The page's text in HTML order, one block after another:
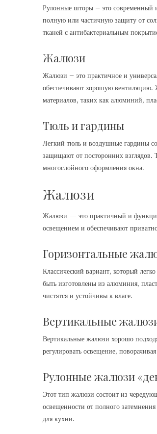
Рулонные шторы – это современный
полную или частичную защиту от
тканей с антибактериальным
Жалюзи
Жалюзи – это практичное и
обеспечивают хорошую вентиляцию.
материалов, таких как алюминий,
Тюль и гардины
Легкий тюль и воздушные гардины
защищают от посторонних
многослойного оформления окна.
Жалюзи
Жалюзи — это практичный и
освещением и обеспечивают
Горизонтальные
Классический вариант, который
быть изготовлены из алюминия,
чистятся и устойчивы к влаге.
Вертикальные
Вертикальные жалюзи хорошо
регулировать освещение,
Рулонные жалюзи
Этот тип жалюзи состоит из
освещенности от полного
для кухни.